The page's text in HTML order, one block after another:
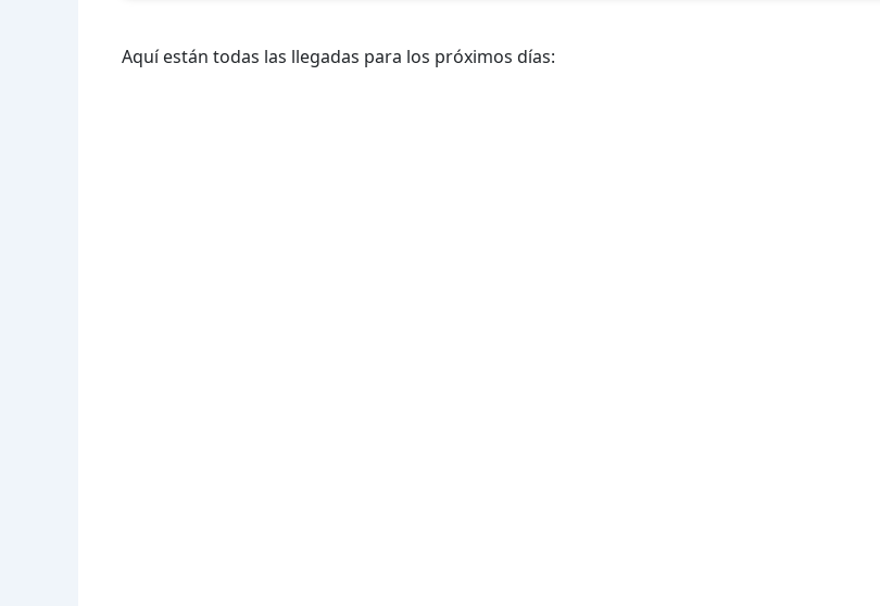
Aquí están todas las llegadas para los próximos días: